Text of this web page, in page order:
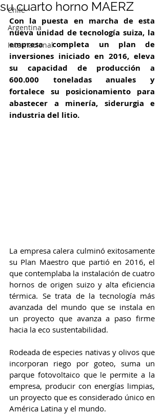
Chile
Argentina
Internacional
su cuarto horno MAERZ
Con la puesta en marcha de esta
nueva unidad de tecnología suiza, la
empresa completa un plan de
inversiones iniciado en 2016, eleva
su capacidad de producción a
600.000 toneladas anuales y
fortalece su posicionamiento para
abastecer a minería, siderurgia e
industria del litio.
La empresa calera culminó exitosamente
su Plan Maestro que partió en 2016, el
que contemplaba la instalación de cuatro
hornos de origen suizo y alta eficiencia
térmica. Se trata de la tecnología más
avanzada del mundo que se instala en
un proyecto que avanza a paso firme
hacia la eco sustentabilidad.
Rodeada de especies nativas y olivos que
incorporan riego por goteo, suma un
parque fotovoltaico que le permite a la
empresa, producir con energías limpias,
un proyecto que es considerado único en
América Latina y el mundo.